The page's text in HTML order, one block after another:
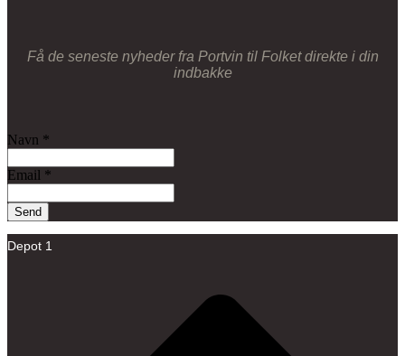
Få de seneste nyheder fra Portvin til Folket direkte i din
indbakke
Navn *
Email *
Send
Depot 1